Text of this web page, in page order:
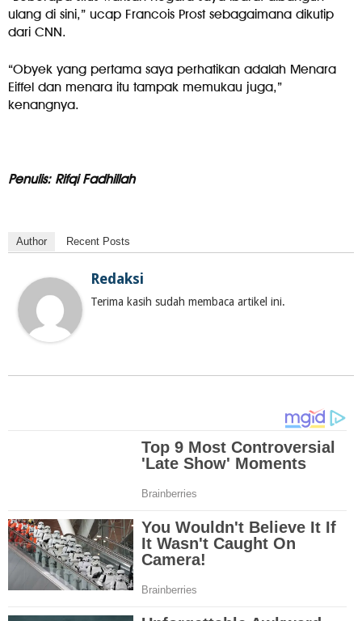
ulang di sini,” ucap Francois Prost sebagaimana dikutip
dari CNN.
“Obyek yang pertama saya perhatikan adalah Menara
Eiffel dan menara itu tampak memukau juga,”
kenangnya.
Penulis: Rifqi Fadhillah
Author Recent Posts
Redaksi
Terima kasih sudah membaca artikel ini.